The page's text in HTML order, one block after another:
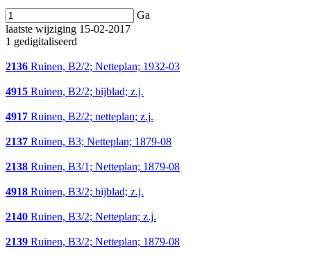
Ga
laatste wijziging 15-02-2017
1 gedigitaliseerd
2136 Ruinen, B2/2; Netteplan; 1932-03
4915 Ruinen, B2/2; bijblad; z.j.
4917 Ruinen, B2/2; netteplan; z.j.
2137 Ruinen, B3; Netteplan; 1879-08
2138 Ruinen, B3/1; Netteplan; 1879-08
4918 Ruinen, B3/2; bijblad; z.j.
2140 Ruinen, B3/2; Netteplan; z.j.
2139 Ruinen, B3/2; Netteplan; 1879-08